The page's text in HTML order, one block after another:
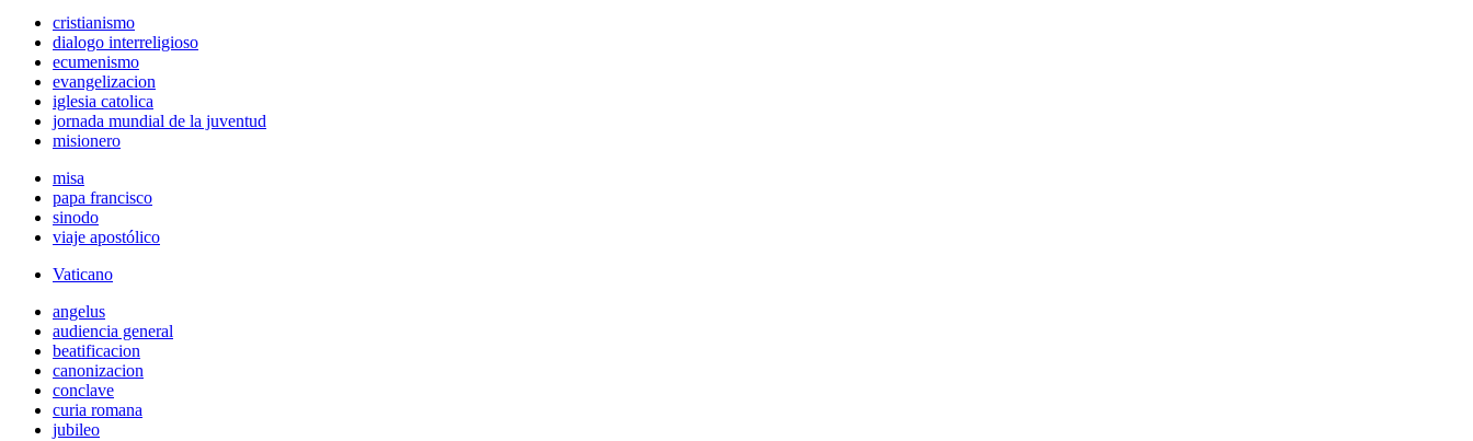
cristianismo
dialogo interreligioso
ecumenismo
evangelizacion
iglesia catolica
jornada mundial de la juventud
misionero
misa
papa francisco
sinodo
viaje apostólico
Vaticano
angelus
audiencia general
beatificacion
canonizacion
conclave
curia romana
jubileo